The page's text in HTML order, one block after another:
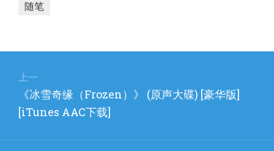
随笔
上一
上
篇
《冰雪奇缘（Frozen）》 (原声大碟) [豪华版]
[iTunes AAC下载]